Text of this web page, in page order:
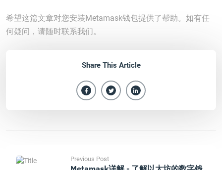
希望这篇文章对您安装Metamask钱包提供了帮助。如有任
何疑问，请随时联系我们。
Share This Article
Previous Post